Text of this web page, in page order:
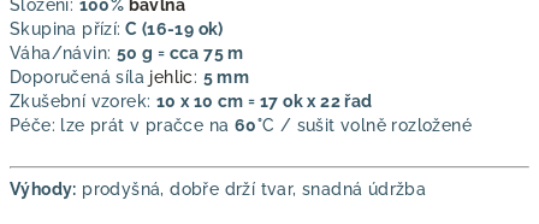
Složení: 100% bavlna
Skupina přízí: C (16-19 ok)
Váha/návin: 50 g = cca 75 m
Doporučená síla jehlic: 5 mm
Zkušební vzorek: 10 x 10 cm = 17 ok x 22 řad
Péče: lze prát v pračce na 60°C / sušit volně rozložené
Výhody: prodyšná, dobře drží tvar, snadná údržba